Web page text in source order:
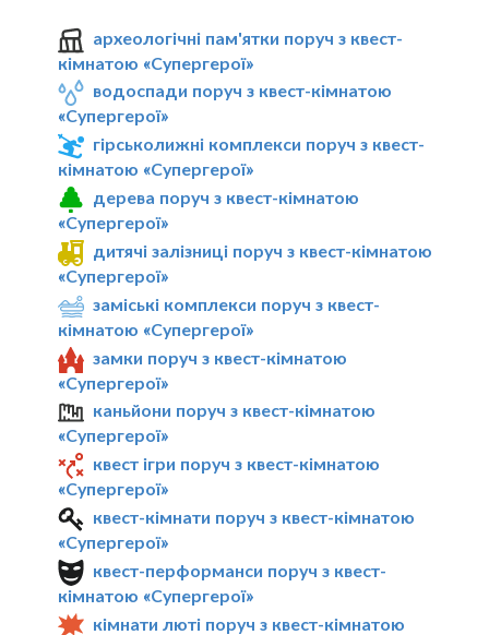
археологічні пам'ятки поруч з квест-
кімнатою «Супергерої»
водоспади поруч з квест-кімнатою
«Супергерої»
гірськолижні комплекси поруч з квест-
кімнатою «Супергерої»
дерева поруч з квест-кімнатою
«Супергерої»
дитячі залізниці поруч з квест-кімнатою
«Супергерої»
заміські комплекси поруч з квест-
кімнатою «Супергерої»
замки поруч з квест-кімнатою
«Супергерої»
каньйони поруч з квест-кімнатою
«Супергерої»
квест ігри поруч з квест-кімнатою
«Супергерої»
квест-кімнати поруч з квест-кімнатою
«Супергерої»
квест-перформанси поруч з квест-
кімнатою «Супергерої»
кімнати люті поруч з квест-кімнатою